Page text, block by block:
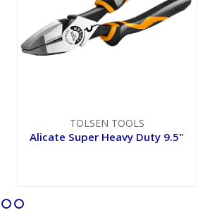
TOLSEN TOOLS
Alicate Super Heavy Duty 9.5"